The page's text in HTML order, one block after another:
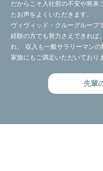
だからこそ入社前の不安や将来
たお声をよくいただきます。
ヴィヴィッド・クルーグループ
経験の方でも努力さえできれば
れ、 収入も一般サラリーマン
家族にもご満足いただいており
先輩